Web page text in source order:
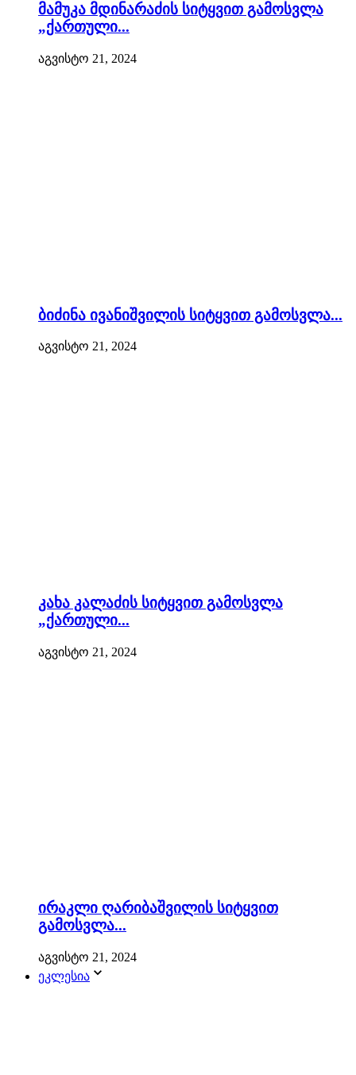
მამუკა მდინარაძის სიტყვით გამოსვლა
„ქართული...
აგვისტო 21, 2024
ბიძინა ივანიშვილის სიტყვით გამოსვლა...
აგვისტო 21, 2024
კახა კალაძის სიტყვით გამოსვლა
„ქართული...
აგვისტო 21, 2024
ირაკლი ღარიბაშვილის სიტყვით
გამოსვლა...
აგვისტო 21, 2024
ეკლესია